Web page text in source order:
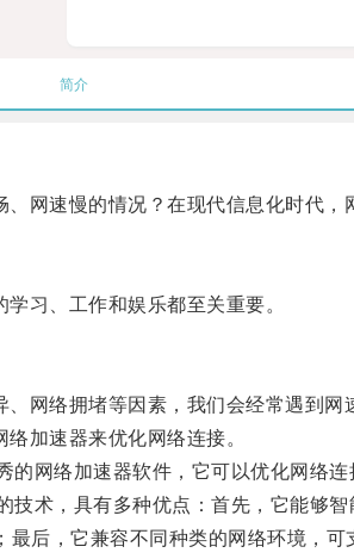
简介
速慢的情况？在现代信息化时代，
习、工作和娱乐都至关重要。
络拥堵等因素，我们会经常遇到网
加速器来优化网络连接。
络加速器软件，它可以优化网络连
，具有多种优点：首先，它能够智
后，它兼容不同种类的网络环境，可